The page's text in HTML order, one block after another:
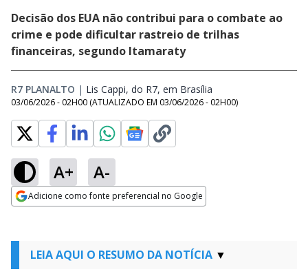
Decisão dos EUA não contribui para o combate ao
crime e pode dificultar rastreio de trilhas
financeiras, segundo Itamaraty
R7 PLANALTO | Lis Cappi, do R7, em Brasília
03/06/2026 - 02H00 (ATUALIZADO EM 03/06/2026 - 02H00)
A+ A-
Adicione como fonte preferencial no Google
LEIA AQUI O RESUMO DA NOTÍCIA